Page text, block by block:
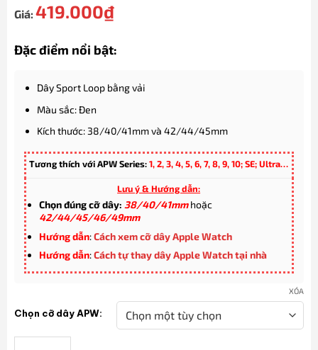
Giá: 419.000₫
Đặc điểm nổi bật:
Dây Sport Loop bằng vải
Màu sắc: Đen
Kích thước: 38/40/41mm và 42/44/45mm
Tương thích với APW Series:1, 2, 3, 4, 5, 6, 7, 8, 9, 10; SE; Ultra…
Lưu ý & Hướng dẫn:
Chọn đúng cỡ dây: 38/40/41mmhoặc
42/44/45/46/49mm
Hướng dẫn:Cách xem cỡ dây Apple Watch
Hướng dẫn:Cách tự thay dây Apple Watch tại nhà
Chọn cỡ dây APW:
XÓA